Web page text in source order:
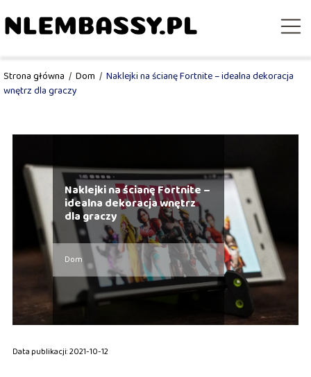
Strona główna / Dom / Naklejki na ścianę Fortnite – idealna dekoracja
wnętrz dla graczy
Naklejki na ścianę Fortnite –
idealna dekoracja wnętrz
dla graczy
Dom
Data publikacji: 2021-10-12